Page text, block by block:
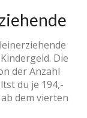
Die
der Anzahl
du je 194,-
dem vierten